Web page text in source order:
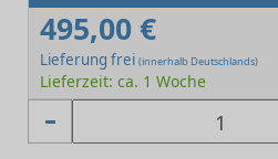
495,00 €
Lieferung frei (innerhalb Deutschlands)
Lieferzeit: ca. 1 Woche